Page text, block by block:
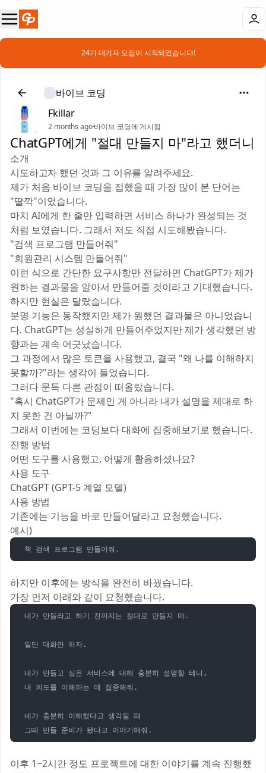
📣 24기 대기자 모집이 시작되었습니다!
바이브 코딩
Fkillar
2 months ago·바이브 코딩에 게시됨
ChatGPT에게 "절대 만들지 마"라고 했더니
소개
시도하고자 했던 것과 그 이유를 알려주세요.
제가 처음 바이브 코딩을 접했을 때 가장 많이 본 단어는
"딸깍"이었습니다.
마치 AI에게 한 줄만 입력하면 서비스 하나가 완성되는 것
처럼 보였습니다. 그래서 저도 직접 시도해봤습니다.
"검색 프로그램 만들어줘"
"회원관리 시스템 만들어줘"
이런 식으로 간단한 요구사항만 전달하면 ChatGPT가 제가
원하는 결과물을 알아서 만들어줄 것이라고 기대했습니다.
하지만 현실은 달랐습니다.
분명 기능은 동작했지만 제가 원했던 결과물은 아니었습니
다. ChatGPT는 성실하게 만들어주었지만 제가 생각했던 방
향과는 계속 어긋났습니다.
그 과정에서 많은 토큰을 사용했고, 결국 "왜 나를 이해하지
못할까?"라는 생각이 들었습니다.
그러다 문득 다른 관점이 떠올랐습니다.
"혹시 ChatGPT가 문제인 게 아니라 내가 설명을 제대로 하
지 못한 건 아닐까?"
그래서 이번에는 코딩보다 대화에 집중해보기로 했습니다.
진행 방법
어떤 도구를 사용했고, 어떻게 활용하셨나요?
사용 도구
ChatGPT (GPT-5 계열 모델)
사용 방법
기존에는 기능을 바로 만들어달라고 요청했습니다.
예시)
하지만 이후에는 방식을 완전히 바꿨습니다.
가장 먼저 아래와 같이 요청했습니다.
내가 만들라고 하기 전까지는 절대로 만들지 마.
일단 대화만 하자.
내가 만들고 싶은 서비스에 대해 충분히 설명할 테니,
내 의도를 이해하는 데 집중해줘.
네가 충분히 이해했다고 생각될 때
이후 1~2시간 정도 프로젝트에 대한 이야기를 계속 진행했